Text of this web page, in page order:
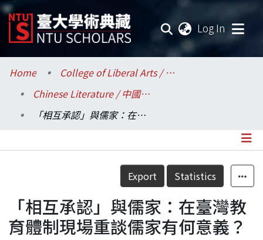
Log In
Communities & Collections
Research Outputs
Statistics
Home
College of Liberal Arts / 文學院
Chinese Literature / 中國文學系
「相互承認」與儒家：在臺灣教育體制現場重談儒家有何意義？
Details
Export Statistics
「相互承認」與儒家：在臺灣教
育體制現場重談儒家有何意義？